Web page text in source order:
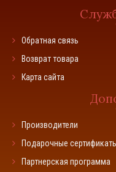
Обратная связь
Возврат товара
Карта сайта
Производители
Подарочные
Партнерская программа